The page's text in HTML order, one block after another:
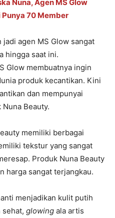
Nuna, Agen MS Glow
70 Member
agen MS Glow sangat
hingga saat ini.
Glow membuatnya ingin
produk kecantikan. Kini
dan mempunyai
Beauty.
memiliki berbagai
tekstur yang sangat
Produk Nuna Beauty
harga sangat terjangkau.
menjadikan kulit putih
glowing ala artis